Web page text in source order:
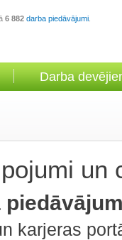
6 882 darba piedāvājumi
Darba
un
karjeras